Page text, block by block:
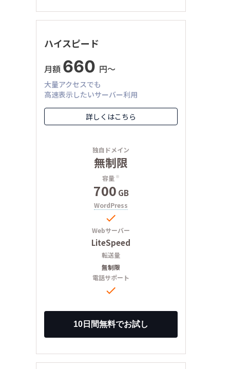
ハイスピード
月額 660 円〜
大量アクセスでも
高速表示したいサーバー利用
詳しくはこちら
独自ドメイン
無制限
容量 ※
700 GB
WordPress

Webサーバー
LiteSpeed
転送量
無制限
電話サポート
